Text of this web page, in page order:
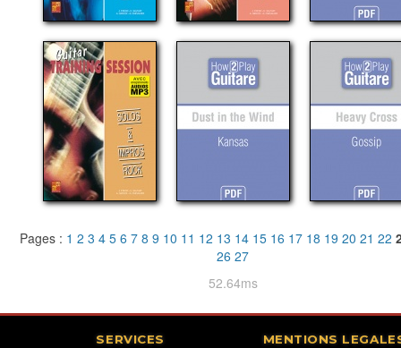
Pages : 1 2 3 4 5 6 7 8 9 10 11 12 13 14 15 16 17 18 19 20 21 22
26 27
52.64ms
SERVICES MENTIONS